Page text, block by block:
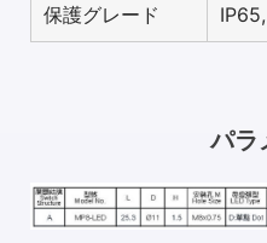
保護グレード
パラ